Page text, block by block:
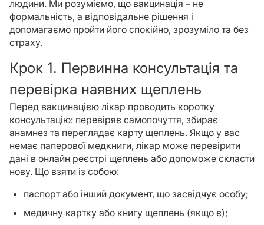
людини. Ми розуміємо, що вакцинація – не
формальність, а відповідальне рішення і
допомагаємо пройти його спокійно, зрозуміло та без
страху.
Крок 1. Первинна консультація та
перевірка наявних щеплень
Перед вакцинацією лікар проводить коротку
консультацію: перевіряє самопочуття, збирає
анамнез та переглядає карту щеплень. Якщо у вас
немає паперової медкниги, лікар може перевірити
дані в онлайн реєстрі щеплень або допоможе скласти
нову. Що взяти із собою:
паспорт або інший документ, що засвідчує особу;
медичну картку або книгу щеплень (якщо є);